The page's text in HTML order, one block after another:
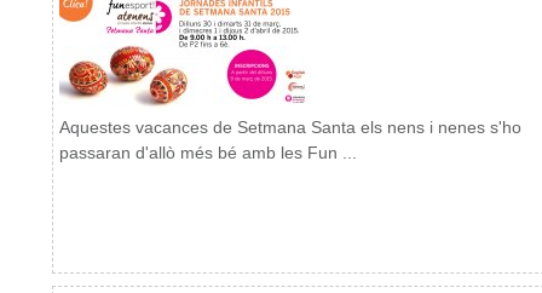
Aquestes vacances de Setmana Santa els nens i nenes s'ho
passaran d'allò més bé amb les Fun ...